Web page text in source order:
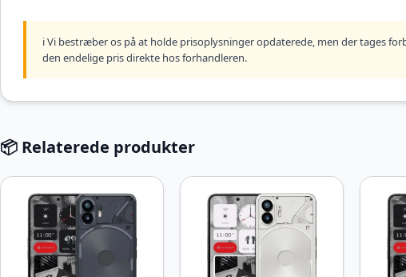
ℹ️ Vi bestræber os på at holde prisoplysninger opdaterede, men der tages
den endelige pris direkte hos forhandleren.
📦 Relaterede produkter